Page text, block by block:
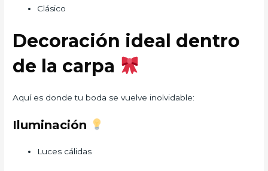
Clásico
Decoración ideal dentro
de la carpa
Aquí es donde tu boda se vuelve inolvidable:
Iluminación
Luces cálidas